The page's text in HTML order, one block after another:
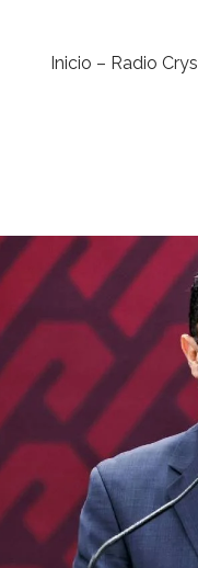
Inicio – Radio